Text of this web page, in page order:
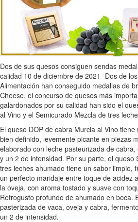
Dos de sus quesos consiguen sendas
calidad 10 de diciembre de 2021- Dos de
Alimentación han conseguido medallas de
Cheese, el concurso de quesos más
galardonados por su calidad han sido el
al Vino y el Semicurado Mezcla de tres
El queso DOP de cabra Murcia al Vino
bien definido, levemente picante en piezas
elaborado con leche pasteurizada de
y un 2 de intensidad. Por su parte, el queso
tres leches ahumado tiene un sabor limpio,
un perfecto maridaje entre toque de acidez
la oveja, con aroma tostado y suave con
Retrogusto profundo de ahumado en boca.
pasterizada de vaca, oveja y cabra,
un 2 de intensidad.